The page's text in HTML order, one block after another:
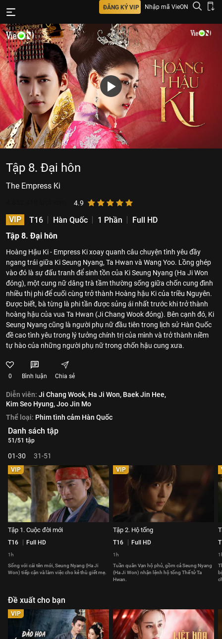
ĐĂNG KÝ VIP Nhập mã VieON
Tập 8. Đại hôn
The Empress Ki
4.9
VIP T16 Hàn Quốc 1 Phần
Full HD
Tập 8. Đại hôn
Hoàng Hậu Ki - Empress Ki xoay quanh câu chuyện tình yêu đầy
ngang trái giữa Ki Seung Nyang, Ta Hwan và Wang Yoo. Lồng ghép
vào đó là sự đấu tranh để sinh tồn của Ki Seung Nyang (Ha Ji Won
đóng), một cung nữ dâng trà tầm thường sống giữa chốn cung đình
nhiều thị phi để cuối cùng trở thành Hoàng hậu Ki của triều Nguyên.
Được biết, bà từng là phi tần được sủng ái nhất trước khi trở thành
hoàng hậu của vua Ta Hwan (Ji Chang Wook đóng). Bên cạnh đó, Ki
Seung Nyang cũng là người phụ nữ đầu tiên trong lịch sử Hàn Quốc
đề cao tình yêu trong lý tưởng chính trị của mình và trở thành niềm
tự hào của những người phụ nữ trong chốn hậu cung xưa.
0 Bình luận Chia sẻ
Diễn viên: Ji Chang Wook, Ha Ji Won, Baek Jin Hee,
Kim Seo Hyung,Joo Jin Mo
Thể loại: Phim tình cảm Hàn Quốc
Danh sách tập
51/51 tập
01-30 31-51
VIP
Tập 1. Cuộc đời mới
T16 Full HD
1h
Sống với cái tên mới, Seung Nyang (Ha Ji
Won) tiếp cận và làm việc cho kẻ thù giết mẹ.
VIP
Tập 2. Hộ tống
T16 Full HD
1h
Tuần quân Vạn hộ phủ, gồm cả Seung Nyang
(Ha Ji Won) nhận lệnh hộ tống Thế tử Ta
Hwan.
Đề xuất cho bạn
VIP